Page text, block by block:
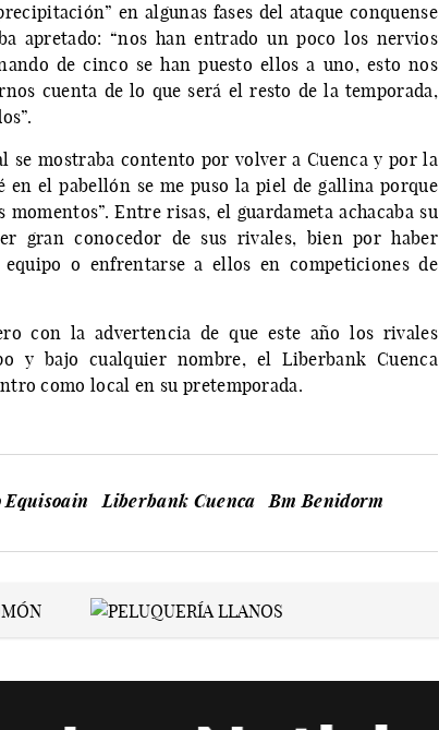
en algunas fases del ataque conquense
apretado: “nos han entrado un poco los nervios
de cinco se han puesto ellos a uno, esto nos
cuenta de lo que será el resto de la temporada,
se mostraba contento por volver a Cuenca y por la
en el pabellón se me puso la piel de gallina porque
Entre risas, el guardameta achacaba su
gran conocedor de sus rivales, bien por haber
o enfrentarse a ellos en competiciones de
con la advertencia de que este año los rivales
y bajo cualquier nombre, el Liberbank Cuenca
como local en su pretemporada.
Equisoain Liberbank Cuenca
Bm Benidorm